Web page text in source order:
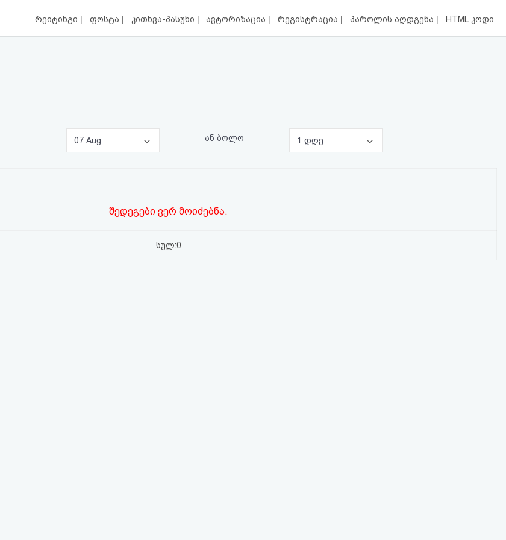
რეიტინგი | ფოსტა | კითხვა-პასუხი | ავტორიზაცია | რეგისტრაცია | პაროლის აღდგენა | HTML კოდი
07 Aug ან ბოლო 1 დღე
შედეგები ვერ მოიძებნა.
სულ:0